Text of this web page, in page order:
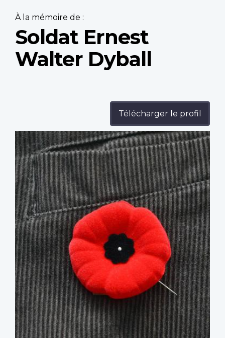
À la mémoire de :
Soldat Ernest
Walter Dyball
Télécharger le profil
Profile
image